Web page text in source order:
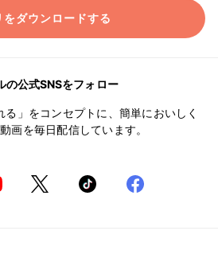
をダウンロードする
の公式SNSをフォロー
る」をコンセプトに、簡単においしく
画を毎日配信しています。